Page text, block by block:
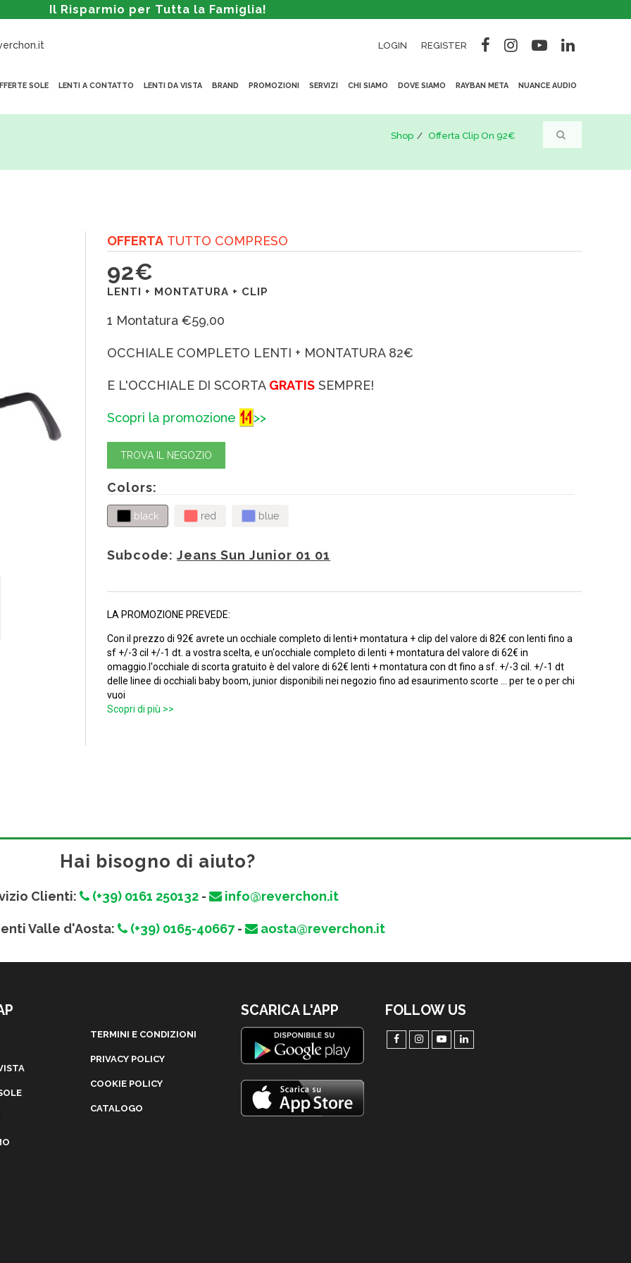
Il Risparmio per Tutta la Famiglia!
LOGIN REGISTER
SOLE LENTI A CONTATTO LENTI DA VISTA BRAND PROMOZIONI SERVIZI CHI SIAMO DOVE SIAMO RAYBAN META NUANCE AUDIO
Shop Offerta Clip On 92€
OFFERTA TUTTO COMPRESO
92€
LENTI + MONTATURA + CLIP
1 Montatura €59,00
OCCHIALE COMPLETO LENTI + MONTATURA 82€
E L'OCCHIALE DI SCORTA GRATIS SEMPRE!
Scopri la promozione >>
TROVA IL NEGOZIO
Colors:
black red blue
Subcode:Jeans Sun Junior 01 01
LA PROMOZIONE PREVEDE:
Con il prezzo di 92€ avrete un occhiale completo di lenti+ montatura + clip del valore di 82€ con lenti fino a
sf +/-3 cil +/-1 dt. a vostra scelta, e un'occhiale completo di lenti + montatura del valore di 62€ in
omaggio.l'occhiale di scorta gratuito è del valore di 62€ lenti + montatura con dt fino a sf. +/-3 cil. +/-1 dt
delle linee di occhiali baby boom, junior disponibili nei negozio fino ad esaurimento scorte ... per te o per chi
vuoi
Scopri di più >>
Hai bisogno di aiuto?
Clienti: (+39) 0161 250132 - info@reverchon.it
Valle d'Aosta: (+39) 0165-40667 - aosta@reverchon.it
TERMINI E CONDIZIONI
PRIVACY POLICY
COOKIE POLICY
CATALOGO
SCARICA L'APP FOLLOW US